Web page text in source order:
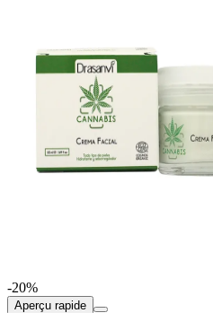
-20%
Aperçu rapide